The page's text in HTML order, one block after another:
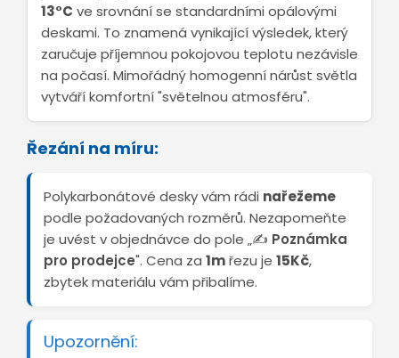
13°C ve srovnání se standardními opálovými
deskami. To znamená vynikající výsledek, který
zaručuje příjemnou pokojovou teplotu nezávisle
na počasí. Mimořádný homogenní nárůst světla
vytváří komfortní "světelnou atmosféru".
Řezání na míru:
Polykarbonátové desky vám rádi nařežeme
podle požadovaných rozměrů. Nezapomeňte
je uvést v objednávce do pole „✍️ Poznámka
pro prodejce". Cena za 1mřezu je 15Kč,
zbytek materiálu vám přibalíme.
Upozornění: